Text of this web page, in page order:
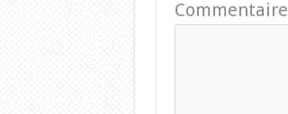
Commentaire